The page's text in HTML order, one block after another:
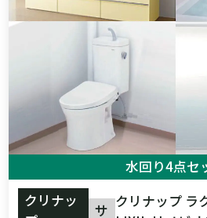
水回り4点セ
クリナッ
サ
クリナップ